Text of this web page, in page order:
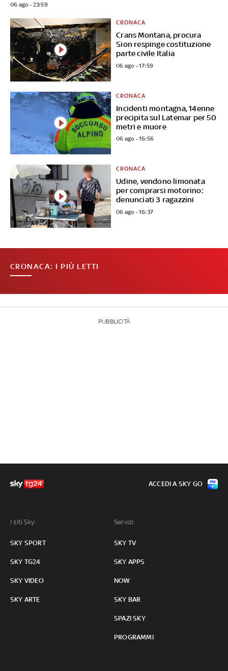
06 ago - 23:59
Crans Montana, procura
Sion respinge costituzione
parte civile Italia
CRONACA
06 ago - 17:59
Incidenti montagna, 14enne
precipita sul Latemar per 50
metri e muore
CRONACA
06 ago - 16:56
Udine, vendono limonata
per comprarsi motorino:
denunciati 3 ragazzini
CRONACA
06 ago - 16:37
CRONACA: I PIÙ LETTI
PUBBLICITÀ
I siti Sky:
SKY SPORT
SKY TG24
SKY VIDEO
SKY ARTE
Servizi:
SKY TV
SKY APPS
NOW
SKY BAR
SPAZI SKY
PROGRAMMI
ACCEDI A SKY GO